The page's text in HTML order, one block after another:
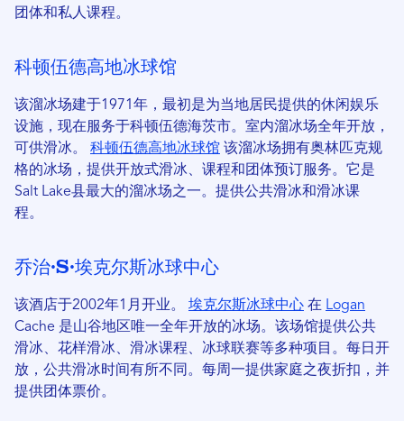
团体和私人课程。
科顿伍德高地冰球馆
该溜冰场建于1971年，最初是为当地居民提供的休闲娱乐
设施，现在服务于科顿伍德海茨市。室内溜冰场全年开放，
可供滑冰。 科顿伍德高地冰球馆 该溜冰场拥有奥林匹克规
格的冰场，提供开放式滑冰、课程和团体预订服务。它是
Salt Lake县最大的溜冰场之一。提供公共滑冰和滑冰课
程。
乔治·S·埃克尔斯冰球中心
该酒店于2002年1月开业。 埃克尔斯冰球中心 在 Logan
Cache 是山谷地区唯一全年开放的冰场。该场馆提供公共
滑冰、花样滑冰、滑冰课程、冰球联赛等多种项目。每日开
放，公共滑冰时间有所不同。每周一提供家庭之夜折扣，并
提供团体票价。